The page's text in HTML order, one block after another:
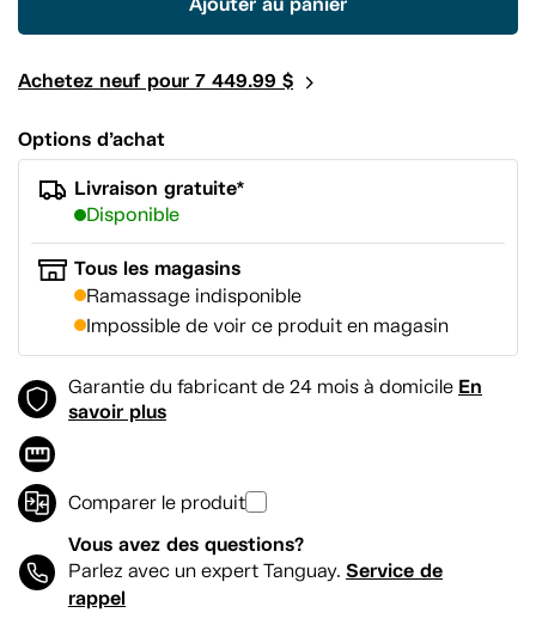
page.
Achetez neuf pour 7 449.99 $
Options d’achat
Livraison gratuite*
Disponible
Tous les magasins
Ramassage indisponible
Impossible de voir ce produit en magasin
Garantie du fabricant de 24 mois à domicile En
savoir plus
Comparer le produit
Vous avez des questions?
Parlez avec un expert Tanguay. Service de
rappel